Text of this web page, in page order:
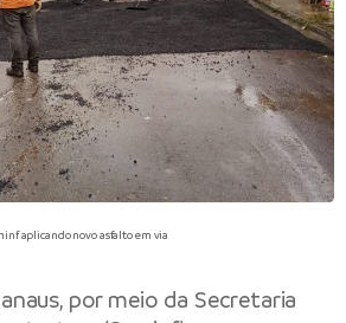
aplicando novo asfalto em via
, por meio da Secretaria